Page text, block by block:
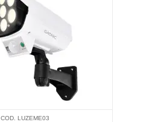
COD. LUZEME03